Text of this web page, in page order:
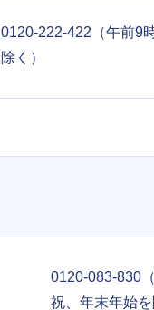
0120-222-422（午前9
除く）
0120-083-830
祝、年末年始を